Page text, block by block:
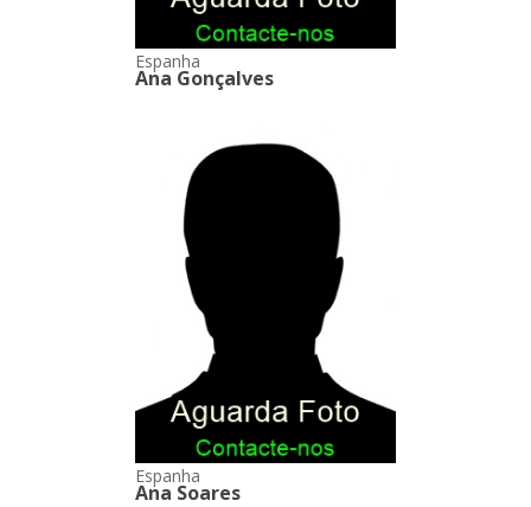
Espanha
Ana Gonçalves
Espanha
Ana Soares